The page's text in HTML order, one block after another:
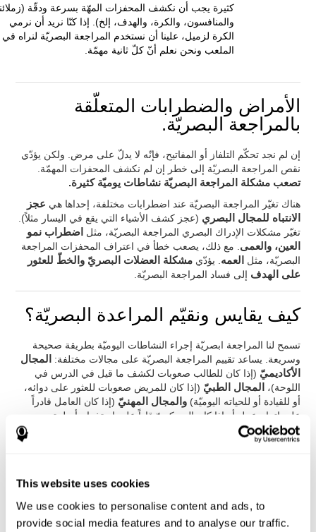
This website uses cookies
We use cookies to personalise content and ads, to
provide social media features and to analyse our traffic.
كثيرة يجب أن نكشف المحفزات المهّة بسرعة ودقّة
والمنافسون، والكرة، والهدف، إلخ). إذا كنّا نريد أن نرمي
الكرة لزميل، علينا أن نستخدم المراجعة البصريّة لنراه في
الملعب ونحن نعلم أنّ كلّ ثانية مهمّة.
الأمراض والضطرابات المتعلّقة
بالمراجعة البصريّة.
إن لم نجد تحكّم التلفاز أو المفاتيح، فإنّه لا يدلّ على مرض. ولكن يؤدّي
نقص المراجعة البصريّة إلى خطر إن لم نكشف المحفزات المهمّة.
تصعب مشكلة المراجعة البصريّة نشاطات يوميّة كثيرة.
هناك تغيّر المراجعة البصريّة عند اضطرابات مختلفة، إحداها هي عجز
الانتباه للمجال البصري (عجز كشف الأشياء التي يقع في اليسار مثلاً).
تغيّر مشكلات الإدراك البصري المراجعة البصريّة، مثل اضطراب نمو
العين، والعمى . مع ذلك، يصعب خطأ في اعتراف المحفزات المراجعة
البصريّة، مثل
العمه . يؤدّيمشكلة العضلات البصريّ والخطّ للعثور
على الهدف إلى فساد المراجعة البصريّة.
كيف يقايس ونقيّم المراعدة البصريّة؟
تسمح لنا المراجعة ابصريّة إجراء النشاطات اليوميّة بطريقة صحيحة
وسريعة. يساعد تقييم المراجعة البصريّة على مجالات مختلفة:
المجال
الأكاديميّ (إذا كان للطالب صعوبات لكشف ما قيل في الدرس في
اللوحة)،
المجال الطبيّ (إذا كان للمريض صعوبات للعثور على دوائه،
أو للقيادة أو للحياته اليوميّة)والمجال المهنيّ (إذا كان العامل قادراً
على إتمام عمل أو إذا كان العسكريّ قاداً على استخدام أسلحته
بطريقة صحيحة).
لتقييم الفحص البصري يعتمد على الاختبارات الكلاسيكية Continuous
(TOMM), la Hooper Visual Organisation Task (VOT), Variables
of Attention (TOVA) وTorre de Londres (TOL). إضافة إلى الفحص